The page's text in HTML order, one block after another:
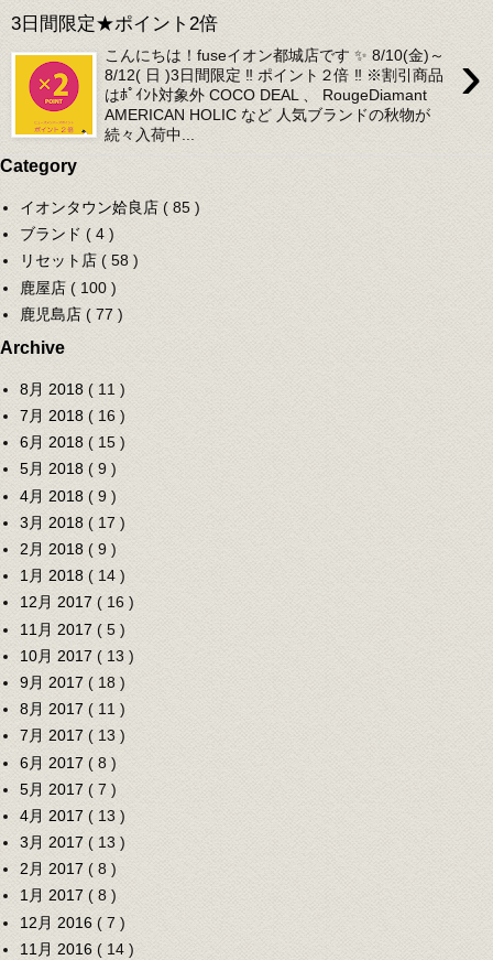
3日間限定★ポイント2倍
›
こんにちは！fuseイオン都城店です ✨ 8/10(金)～
8/12( 日 )3日間限定 ‼️ ポイント２倍 ‼️ ※割引商品
はﾎﾟｲﾝﾄ対象外 COCO DEAL 、 RougeDiamant
AMERICAN HOLIC など 人気ブランドの秋物が
続々入荷中...
Category
イオンタウン姶良店 ( 85 )
ブランド ( 4 )
リセット店 ( 58 )
鹿屋店 ( 100 )
鹿児島店 ( 77 )
Archive
8月 2018 ( 11 )
7月 2018 ( 16 )
6月 2018 ( 15 )
5月 2018 ( 9 )
4月 2018 ( 9 )
3月 2018 ( 17 )
2月 2018 ( 9 )
1月 2018 ( 14 )
12月 2017 ( 16 )
11月 2017 ( 5 )
10月 2017 ( 13 )
9月 2017 ( 18 )
8月 2017 ( 11 )
7月 2017 ( 13 )
6月 2017 ( 8 )
5月 2017 ( 7 )
4月 2017 ( 13 )
3月 2017 ( 13 )
2月 2017 ( 8 )
1月 2017 ( 8 )
12月 2016 ( 7 )
11月 2016 ( 14 )